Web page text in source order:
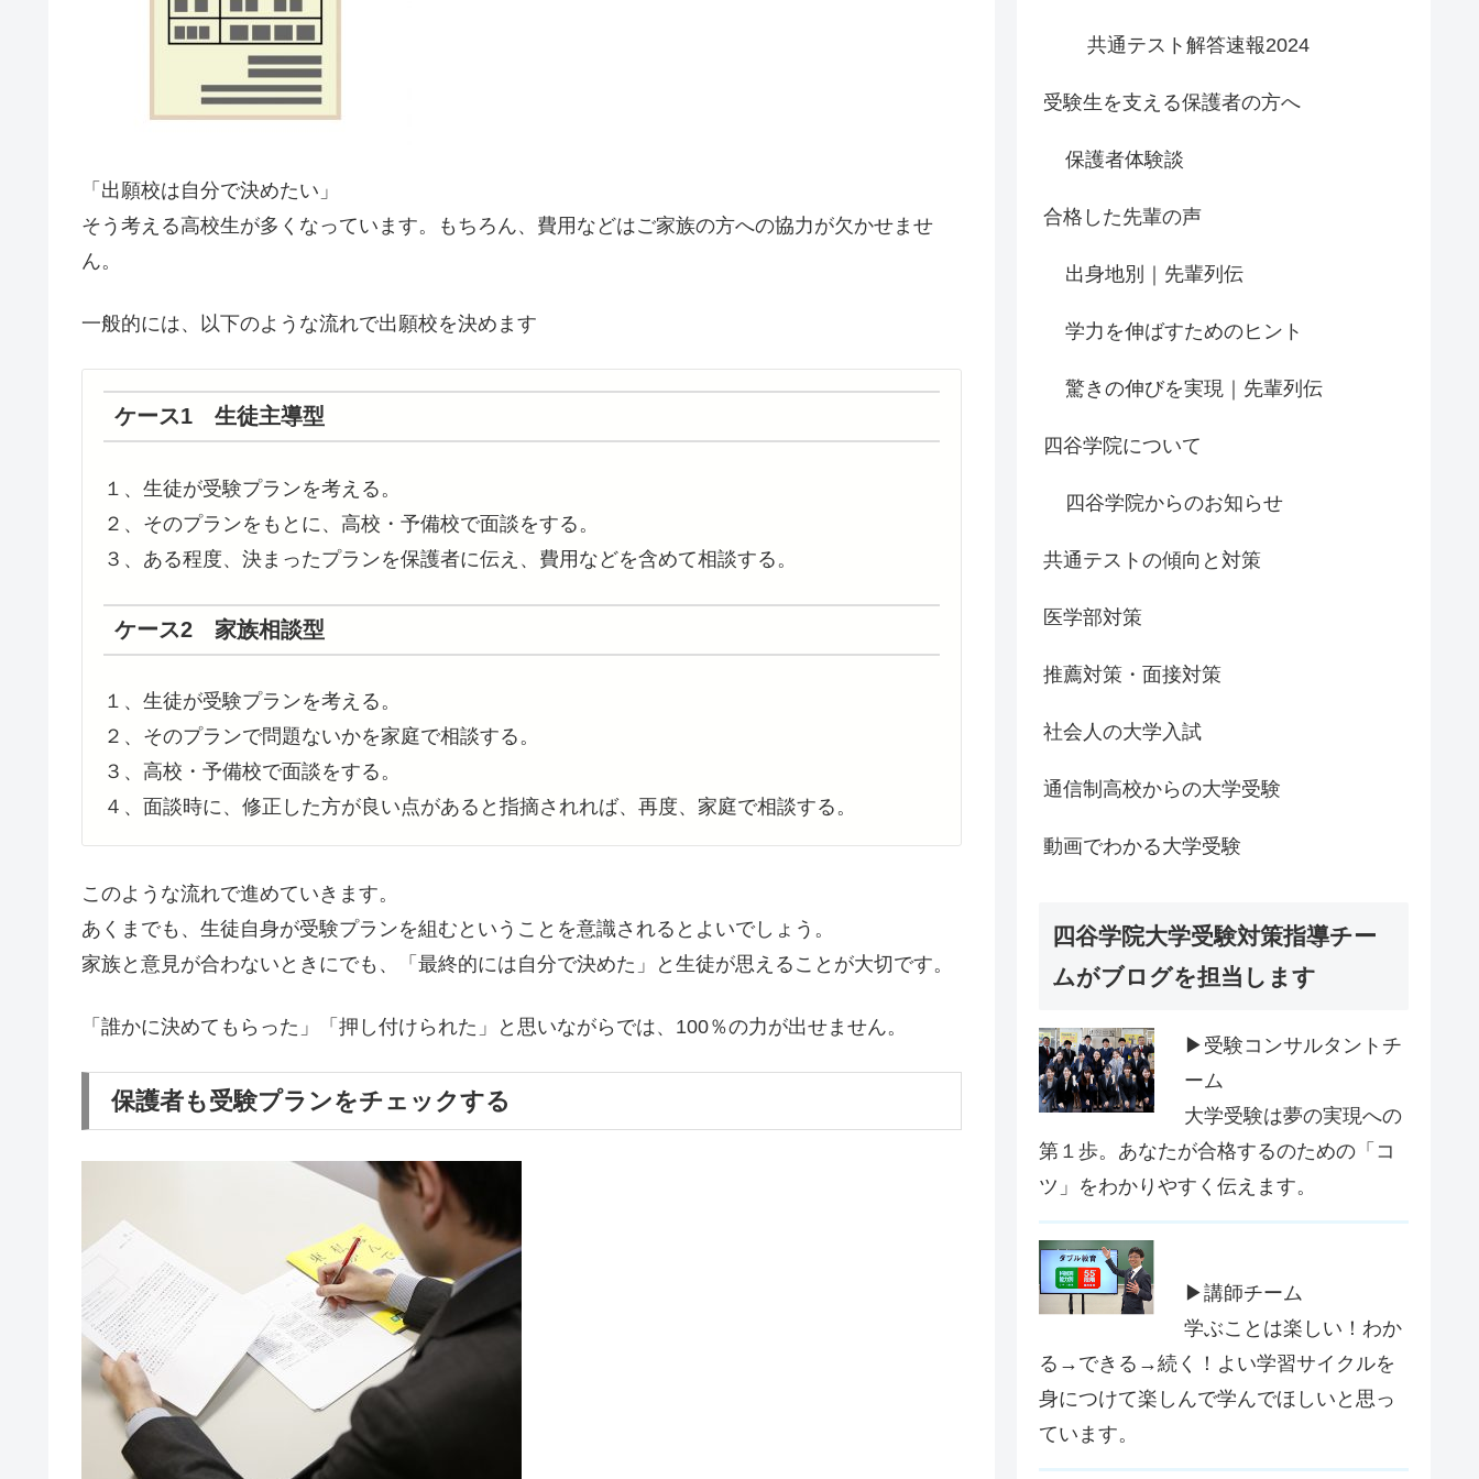
「出願校は自分で決めたい」
そう考える高校生が多くなっています。もちろん、費用などはご家族の方への協力が欠かせませ
ん。
一般的には、以下のような流れで出願校を決めます
ケース1 生徒主導型
１、生徒が受験プランを考える。
２、そのプランをもとに、高校・予備校で面談をする。
３、ある程度、決まったプランを保護者に伝え、費用などを含めて相談する。
ケース2 家族相談型
１、生徒が受験プランを考える。
２、そのプランで問題ないかを家庭で相談する。
３、高校・予備校で面談をする。
４、面談時に、修正した方が良い点があると指摘されれば、再度、家庭で相談する。
このような流れで進めていきます。
あくまでも、 生徒自身が受験プランを組む ということを意識されるとよいでしょう。
家族と意見が合わないときにでも、
「最終的には自分で決めた」 と生徒が思えることが大切です。
「誰かに決めてもらった」「押し付けられた」と思いながらでは、100％の力が出せません。
保護者も受験プランをチェックする
共通テスト解答速報2024
受験生を支える保護者の方へ
保護者体験談
合格した先輩の声
出身地別｜先輩列伝
学力を伸ばすためのヒント
驚きの伸びを実現｜先輩列伝
四谷学院について
四谷学院からのお知らせ
共通テストの傾向と対策
医学部対策
推薦対策・面接対策
社会人の大学入試
通信制高校からの大学受験
動画でわかる大学受験
四谷学院大学受験対策指導チー
ムがブログを担当します
▶受験コンサルタントチ
ーム
大学受験は夢の実現への
第１歩。あなたが合格するのための「コ
ツ」をわかりやすく伝えます。
▶講師チーム
学ぶことは楽しい！わか
る→できる→続く！よい学習サイクルを
身につけて楽しんで学んでほしいと思っ
ています。